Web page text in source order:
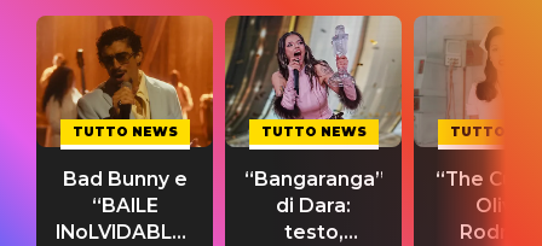
TUTTO NEWS
Bad Bunny e
“BAILE
INoLVIDABLE”:
TUTTO NEWS
“Bangaranga”
di Dara:
testo,
TUTTO
“The
Olivia